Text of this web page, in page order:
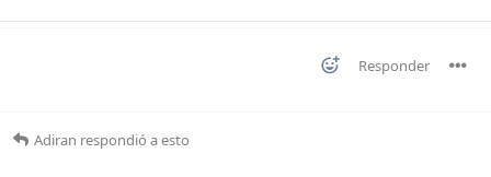
Responder
Adiran respondió a esto